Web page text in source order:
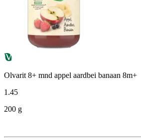
Olvarit 8+ mnd appel aardbei banaan 8m+
1.45
200 g